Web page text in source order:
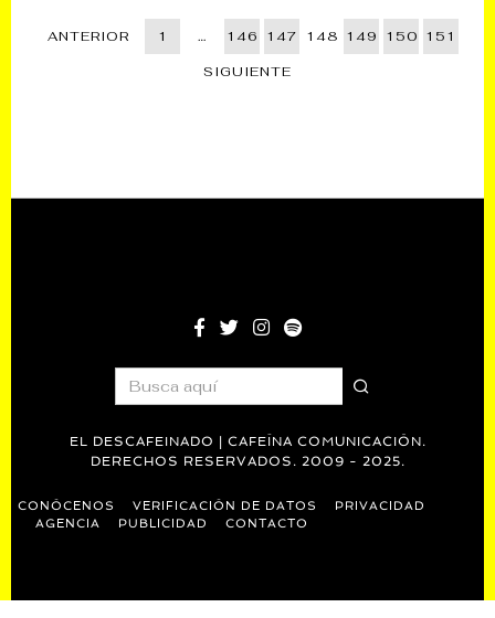
ANTERIOR 1 … 146 147 148 149 150 151
SIGUIENTE
EL DESCAFEINADO | CAFEÍNA COMUNICACIÓN.
DERECHOS RESERVADOS. 2009 - 2025.
CONÓCENOS VERIFICACIÓN DE DATOS
PRIVACIDAD
AGENCIA
PUBLICIDAD CONTACTO